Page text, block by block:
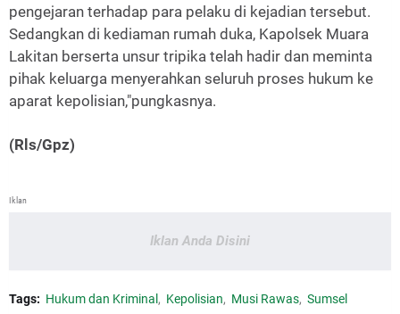
pengejaran terhadap para pelaku di kejadian tersebut.
Sedangkan di kediaman rumah duka, Kapolsek Muara
Lakitan berserta unsur tripika telah hadir dan meminta
pihak keluarga menyerahkan seluruh proses hukum ke
aparat kepolisian,"pungkasnya.
(Rls/Gpz)
Iklan
Iklan Anda Disini
Tags: Hukum dan Kriminal Kepolisian Musi Rawas Sumsel